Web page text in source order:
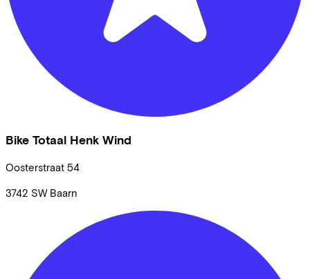
Bike Totaal Henk Wind
Oosterstraat 54
3742 SW Baarn